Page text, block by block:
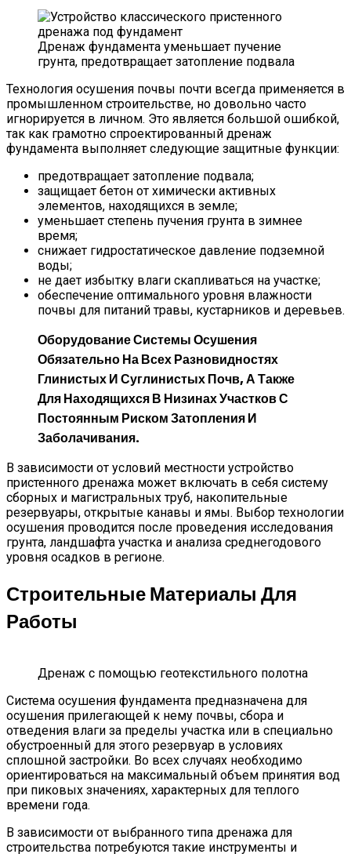
Дренаж фундамента уменьшает пучение
грунта, предотвращает затопление подвала
Технология осушения почвы почти всегда применяется в
промышленном строительстве, но довольно часто
игнорируется в личном. Это является большой ошибкой,
так как грамотно спроектированный дренаж
фундамента выполняет следующие защитные функции:
предотвращает затопление подвала;
защищает бетон от химически активных
элементов, находящихся в земле;
уменьшает степень пучения грунта в зимнее
время;
снижает гидростатическое давление подземной
воды;
не дает избытку влаги скапливаться на участке;
обеспечение оптимального уровня влажности
почвы для питаний травы, кустарников и деревьев.
Оборудование Системы Осушения
Обязательно На Всех Разновидностях
Глинистых И Суглинистых Почв, А Также
Для Находящихся В Низинах Участков С
Постоянным Риском Затопления И
Заболачивания.
В зависимости от условий местности устройство
пристенного дренажа может включать в себя систему
сборных и магистральных труб, накопительные
резервуары, открытые канавы и ямы. Выбор технологии
осушения проводится после проведения исследования
грунта, ландшафта участка и анализа среднегодового
уровня осадков в регионе.
Строительные Материалы Для
Работы
Дренаж с помощью геотекстильного полотна
Система осушения фундамента предназначена для
осушения прилегающей к нему почвы, сбора и
отведения влаги за пределы участка или в специально
обустроенный для этого резервуар в условиях
сплошной застройки. Во всех случаях необходимо
ориентироваться на максимальный объем принятия вод
при пиковых значениях, характерных для теплого
времени года.
В зависимости от выбранного типа дренажа для
строительства потребуются такие инструменты и